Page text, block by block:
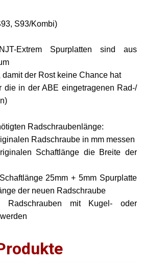
S93/Kombi)
Extrem Spurplatten sind aus
der Rost keine Chance hat
die in der ABE eingetragenen Rad-/
Radschraubenlänge:
Radschraube in mm messen
Schaftlänge die Breite der
25mm + 5mm Spurplatte
der neuen Radschraube
mit Kugel- oder